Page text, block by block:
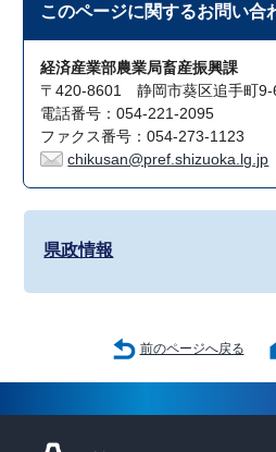
このページに関するお問い合
経済産業部農業局畜産振興課
〒420-8601 静岡市葵区追手町9-
電話番号：054-221-2095
ファクス番号：054-273-1123
chikusan@pref.shizuoka.lg.jp
県政情報
前のページへ戻る